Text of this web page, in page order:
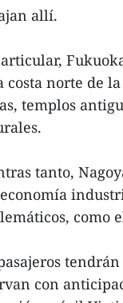
allí.
costa norte de
templos
tanto,
como
con